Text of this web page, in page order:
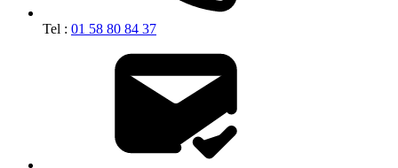
Tel : 01 58 80 84 37